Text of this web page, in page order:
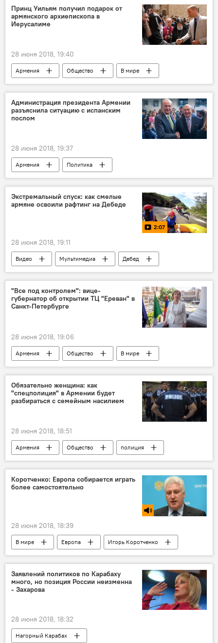
информация коррупция
Принц Уильям получил подарок от
армянского архиепископа в
Иерусалиме
28 июня 2018, 19:40
Армения Общество
В мире
Иерусалим
принц
храм
подарок
Администрация президента Армении
разъяснила ситуацию с испанским
послом
28 июня 2018, 19:37
Армения
Политика
Армен Саркисян
Экстремальный спуск: как смелые
армяне освоили рафтинг на Дебеде
2:07
28 июня 2018, 19:11
Видео Мультимедиа
Дебед
река
стихия
Новости Армения
успех
"Все под контролем": вице-
губернатор об открытии ТЦ "Ереван" в
Санкт-Петербурге
28 июня 2018, 19:06
Армения Общество
В мире
Россия
Культура
Санкт-Петербург
вице-губернатор
Армяно-российское сотрудничество
Обязательно женщина: как
"спецполиция" в Армении будет
разбираться с семейным насилием
28 июня 2018, 18:51
Армения Общество
полиция
насилие
семья
Коротченко: Европа собирается играть
более самостоятельно
28 июня 2018, 18:39
В мире Европа
Игорь Коротченко
Минобороны России
роль
Заявлений политиков по Карабаху
много, но позиция России неизменна
- Захарова
28 июня 2018, 18:32
Нагорный Карабах